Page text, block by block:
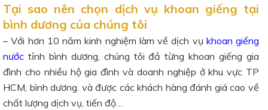
Tại sao nên chọn dịch vụ khoan giếng tại
bình dương của chúng tôi
– Với hơn 10 năm kinh nghiệm làm về dịch vụ khoan giếng
nước tỉnh bình dương, chúng tôi đả từng khoan giếng gia
đình cho nhiều hộ gia đình và doanh nghiệp ở khu vực TP
HCM, bình dương. và được các khách hàng đánh giá cao về
chất lượng dịch vụ, tiến độ…